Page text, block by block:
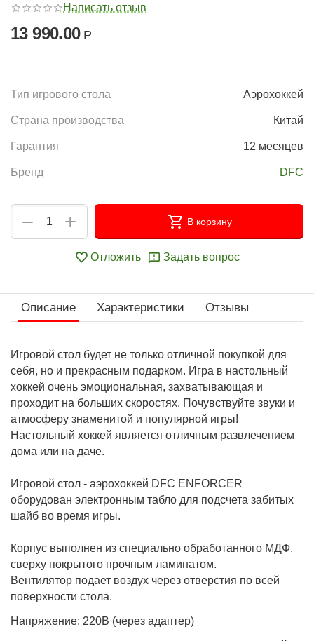
Написать отзыв
13 990.00 Р
Тип игрового стола Аэрохоккей
Страна производства Китай
Гарантия 12 месяцев
Бренд DFC
+
− В корзину
Отложить Задать вопрос
Описание Характеристики Отзывы
Игровой стол будет не только отличной покупкой для
себя, но и прекрасным подарком. Игра в настольный
хоккей очень эмоциональная, захватывающая и
проходит на больших скоростях. Почувствуйте звуки и
атмосферу знаменитой и популярной игры!
Настольный хоккей является отличным развлечением
дома или на даче.
Игровой стол - аэрохоккей DFC ENFORCER
оборудован электронным табло для подсчета забитых
шайб во время игры.
Корпус выполнен из специально обработанного МДФ,
сверху покрытого прочным ламинатом.
Вентилятор подает воздух через отверстия по всей
поверхности стола.
Напряжение: 220В (через адаптер)